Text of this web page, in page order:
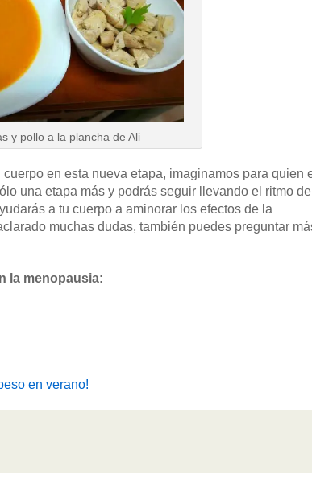
y pollo a la plancha de Ali
en esta nueva etapa, imaginamos para quien
una etapa más y podrás seguir llevando el ritmo
a tu cuerpo a aminorar los efectos de la
muchas dudas, también puedes preguntar
la menopausia:
en verano!